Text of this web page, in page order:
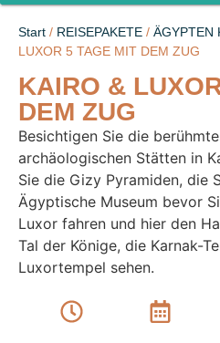
Start / REISEPAKETE / ÄGYPTEN
LUXOR 5 TAGE MIT DEM ZUG
KAIRO &
DEM ZUG
Besichtigen Sie die
archäologischen Stätten in
Sie die Gizy Pyramiden, die
Ägyptische Museum bevor
Luxor fahren und hier den
Tal der Könige, die Karnak-
Luxortempel sehen.